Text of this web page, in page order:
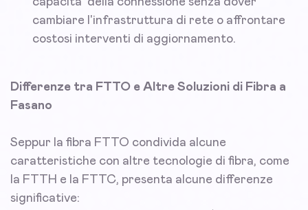
cambiare l'infrastruttura di rete o affrontare
costosi interventi di aggiornamento.
Differenze tra FTTO e Altre Soluzioni di Fibra a
Fasano
Seppur la fibra FTTO condivida alcune
caratteristiche con altre tecnologie di fibra, come
la FTTH e la FTTC, presenta alcune differenze
significative: